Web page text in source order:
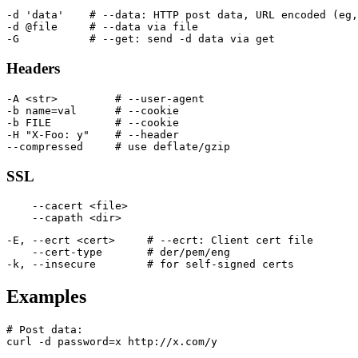
-d 'data'    # --data: HTTP post data, URL encoded
-d @file     # --data via file
Headers
-A <str>         # --user-agent
-b name=val      # --cookie
-b FILE          # --cookie
-H "X-Foo: y"    # --header
SSL
    --cacert <file>
-E, --ecrt <cert>     # --ecrt: Client cert file
    --cert-type       # der/pem/eng
Examples
# Post data: